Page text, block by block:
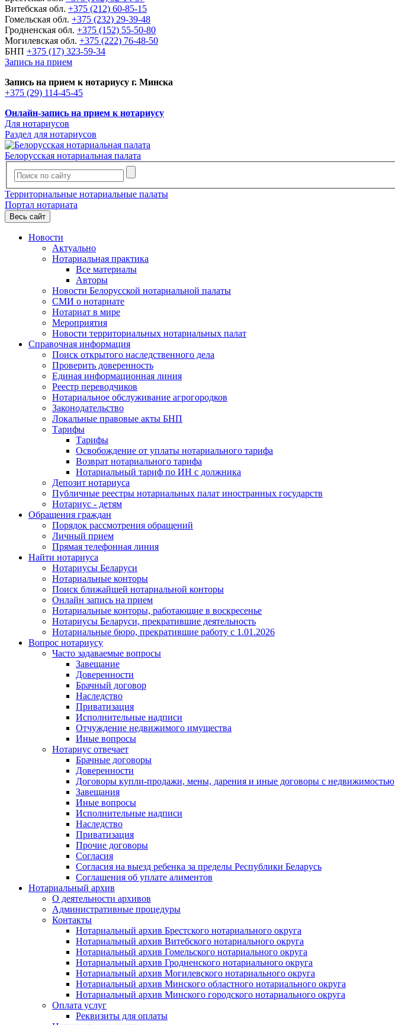
Витебская обл. +375 (212) 60-85-15
Гомельская обл. +375 (232) 29-39-48
Гродненская обл. +375 (152) 55-50-80
Могилевская обл. +375 (222) 76-48-50
БНП +375 (17) 323-59-34
Запись на прием
Запись на прием к нотариусу г. Минска
+375 (29) 114-45-45
Онлайн-запись на прием к нотариусу
Для нотариусов
Раздел для нотариусов
Белорусская нотариальная палата
Территориальные нотариальные палаты
Портал нотариата
Весь сайт
Новости
Актуально
Нотариальная практика
Все материалы
Авторы
Новости Белорусской нотариальной палаты
СМИ о нотариате
Нотариат в мире
Мероприятия
Новости территориальных нотариальных палат
Справочная информация
Поиск открытого наследственного дела
Проверить доверенность
Единая информационная линия
Реестр переводчиков
Нотариальное обслуживание агрогородков
Законодательство
Локальные правовые акты БНП
Тарифы
Тарифы
Освобождение от уплаты нотариального тарифа
Возврат нотариального тарифа
Нотариальный тариф по ИН с должника
Депозит нотариуса
Публичные реестры нотариальных палат иностранных государств
Нотариус - детям
Обращения граждан
Порядок рассмотрения обращений
Личный прием
Прямая телефонная линия
Найти нотариуса
Нотариусы Беларуси
Нотариальные конторы
Поиск ближайшей нотариальной конторы
Онлайн запись на прием
Нотариальные конторы, работающие в воскресенье
Нотариусы Беларуси, прекратившие деятельность
Нотариальные бюро, прекратившие работу с 1.01.2026
Вопрос нотариусу
Часто задаваемые вопросы
Завещание
Доверенности
Брачный договор
Наследство
Приватизация
Исполнительные надписи
Отчуждение недвижимого имущества
Иные вопросы
Нотариус отвечает
Брачные договоры
Доверенности
Договоры купли-продажи, мены, дарения и иные договоры с недвижимостью
Завещания
Иные вопросы
Исполнительные надписи
Наследство
Приватизация
Прочие договоры
Согласия
Согласия на выезд ребенка за пределы Республики Беларусь
Соглашения об уплате алиментов
Нотариальный архив
О деятельности архивов
Административные процедуры
Контакты
Нотариальный архив Брестского нотариального округа
Нотариальный архив Витебского нотариального округа
Нотариальный архив Гомельского нотариального округа
Нотариальный архив Гродненского нотариального округа
Нотариальный архив Могилевского нотариального округа
Нотариальный архив Минского областного нотариального округа
Нотариальный архив Минского городского нотариального округа
Оплата услуг
Реквизиты для оплаты